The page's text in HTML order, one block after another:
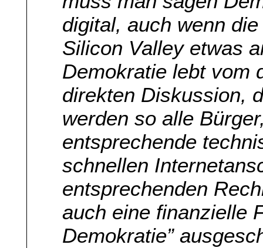
digital, auch wenn
Silicon Valley etwas
Demokratie lebt vom
direkten Diskussion,
werden so alle
entsprechende
schnellen
entsprechenden
auch eine finanzielle
Demokratie”